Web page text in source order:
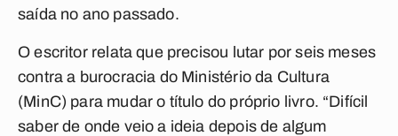
saída no ano passado.
O escritor relata que precisou lutar por seis meses
contra a burocracia do Ministério da Cultura
(MinC) para mudar o título do próprio livro. “Difícil
saber de onde veio a ideia depois de algum